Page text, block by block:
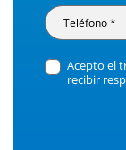
Acepto el
recibir